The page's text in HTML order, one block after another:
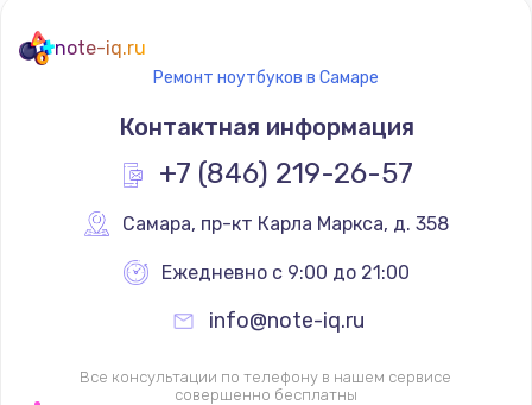
note-iq.ru
Ремонт ноутбуков в Самаре
Контактная информация
+7 (846) 219-26-57
Самара, пр-кт Карла Маркса, д. 358
Ежедневно с 9:00 до 21:00
info@note-iq.ru
Все консультации по телефону в нашем сервисе
совершенно бесплатны